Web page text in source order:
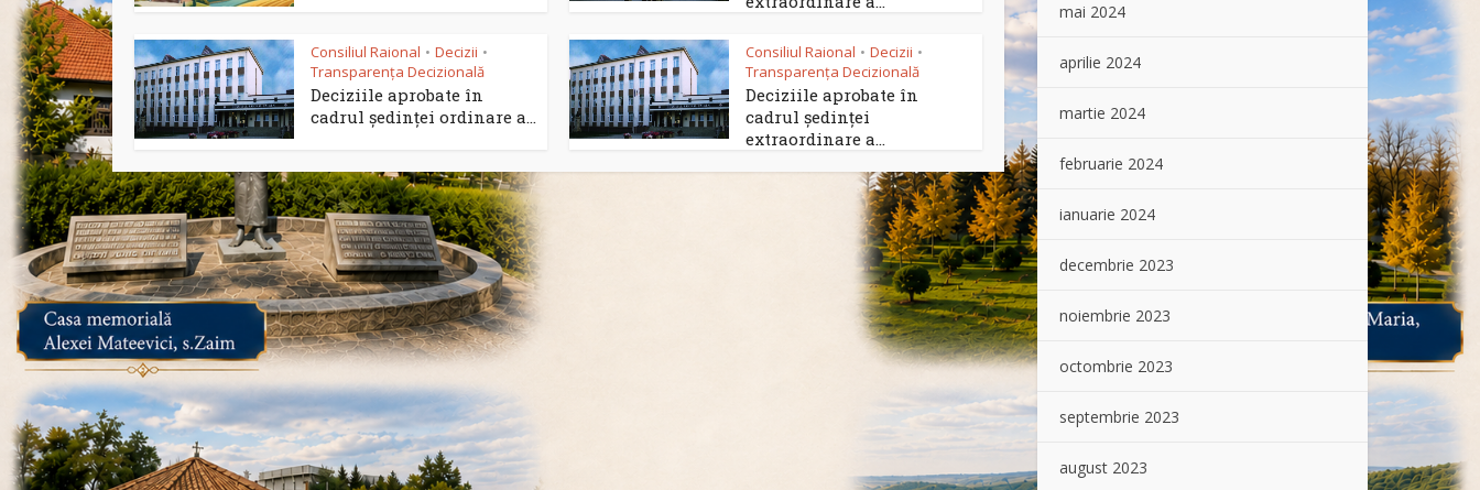
Consiliul Raional • Decizii •
Transparența Decizională
Deciziile aprobate în
cadrul ședinței ordinare a...
Consiliul Raional • Decizii •
Transparența Decizională
Deciziile aprobate în
cadrul ședinței
extraordinare a...
mai 2024
aprilie 2024
martie 2024
februarie 2024
ianuarie 2024
decembrie 2023
noiembrie 2023
octombrie 2023
septembrie 2023
august 2023